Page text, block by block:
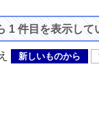
1 件目を表示して
新しいものから